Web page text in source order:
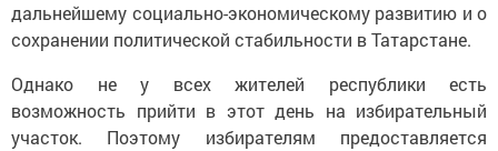
дальнейшему социально-экономическому развитию и о
сохранении политической стабильности в Татарстане.
Однако не у всех жителей республики есть
возможность прийти в этот день на избирательный
участок. Поэтому избирателям предоставляется